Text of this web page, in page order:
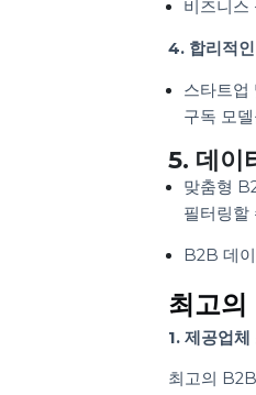
목표
B2B
B2B
3. 확장
비즈니
4. 합리
스타트
5. 데
맞춤형
필터링